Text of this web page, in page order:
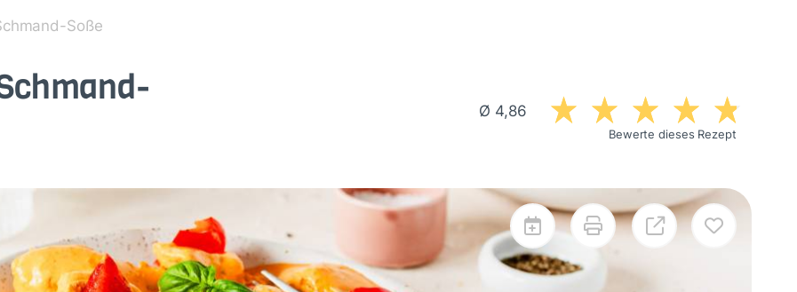
Soße
Ø 4,86
Bewerte dieses Rezept